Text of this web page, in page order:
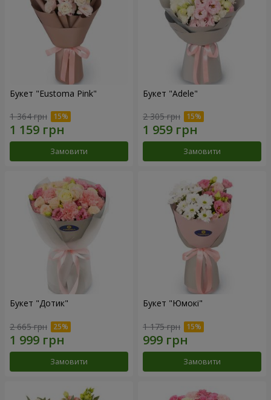
Букет "Eustoma Pink"
1 364 грн
Замовити
Букет "Adele"
2 305 грн
Замовити
Букет "Дотик"
2 665 грн
Замовити
Букет "Юмокі"
1 175 грн
Замовити